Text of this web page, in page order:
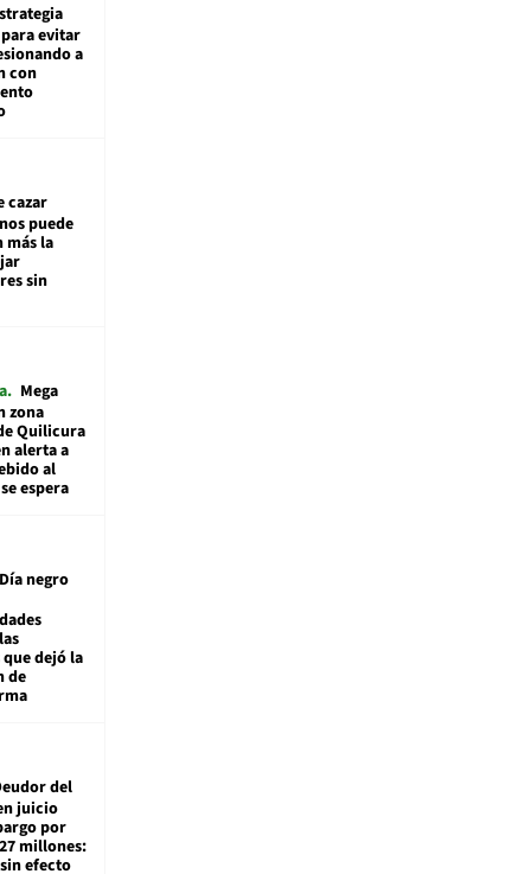
evitar
a
con
cazar
puede
más la
sin
Mega
zona
Quilicura
alerta a
al
espera
negro
dejó la
de
del
juicio
por
millones:
efecto